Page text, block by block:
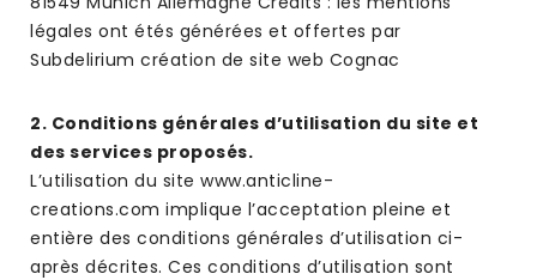
légales ont étés générées et offertes par
Subdelirium création de site web Cognac
2. Conditions générales d’utilisation du site et
des services proposés.
L’utilisation du site www.anticline-
creations.com implique l’acceptation pleine et
entière des conditions générales d’utilisation ci-
après décrites. Ces conditions d’utilisation sont